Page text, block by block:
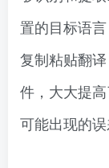
置的目标语
复制粘贴翻
件，大大提
可能出现的误